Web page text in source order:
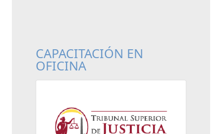
CAPACITACIÓN EN
OFICINA